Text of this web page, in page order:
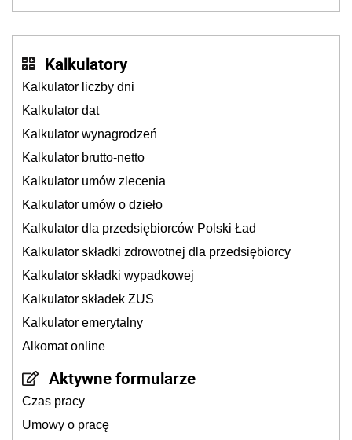
Kalkulatory
Kalkulator liczby dni
Kalkulator dat
Kalkulator wynagrodzeń
Kalkulator brutto-netto
Kalkulator umów zlecenia
Kalkulator umów o dzieło
Kalkulator dla przedsiębiorców Polski Ład
Kalkulator składki zdrowotnej dla przedsiębiorcy
Kalkulator składki wypadkowej
Kalkulator składek ZUS
Kalkulator emerytalny
Alkomat online
Aktywne formularze
Czas pracy
Umowy o pracę